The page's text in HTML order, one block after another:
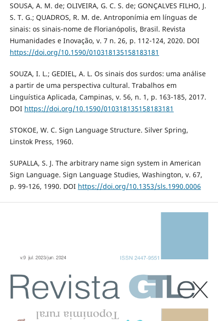
SOUSA, A. M. de; OLIVEIRA, G. C. S. de; GONÇALVES FILHO, J.
S. T. G.; QUADROS, R. M. de. Antroponímia em línguas de
sinais: os sinais-nome de Florianópolis, Brasil. Revista
Humanidades e Inovação, v. 7 n. 26, p. 112-124, 2020. DOI
https://doi.org/10.1590/010318135158183181
SOUZA, I. L.; GEDIEL, A. L. Os sinais dos surdos: uma análise
a partir de uma perspectiva cultural. Trabalhos em
Linguística Aplicada, Campinas, v. 56, n. 1, p. 163-185, 2017.
DOI https://doi.org/10.1590/010318135158183181
STOKOE, W. C. Sign Language Structure. Silver Spring,
Linstok Press, 1960.
SUPALLA, S. J. The arbitrary name sign system in American
Sign Language. Sign Language Studies, Washington, v. 67,
p. 99-126, 1990. DOI https://doi.org/10.1353/sls.1990.0006